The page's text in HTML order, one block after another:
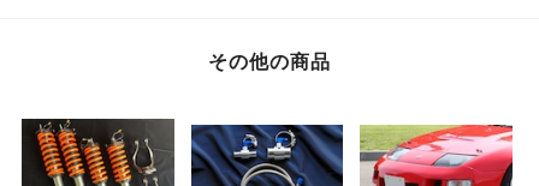
その他の商品